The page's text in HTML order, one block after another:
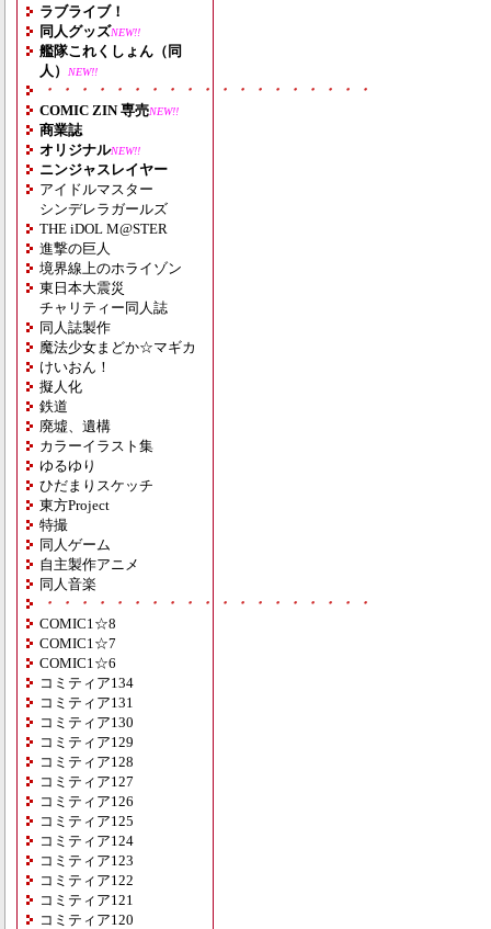
ラブライブ！
同人グッズNEW!!
艦隊これくしょん（同
人）
NEW!!
・・・・・・・・・・・・・・・・・・・
COMIC ZIN 専売NEW!!
商業誌
オリジナルNEW!!
ニンジャスレイヤー
アイドルマスター
シンデレラガールズ
THE iDOL M@STER
進撃の巨人
境界線上のホライゾン
東日本大震災
チャリティー同人誌
同人誌製作
魔法少女まどか☆マギカ
けいおん！
擬人化
鉄道
廃墟、遺構
カラーイラスト集
ゆるゆり
ひだまりスケッチ
東方Project
特撮
同人ゲーム
自主製作アニメ
同人音楽
・・・・・・・・・・・・・・・・・・・
COMIC1☆8
COMIC1☆7
COMIC1☆6
コミティア134
コミティア131
コミティア130
コミティア129
コミティア128
コミティア127
コミティア126
コミティア125
コミティア124
コミティア123
コミティア122
コミティア121
コミティア120